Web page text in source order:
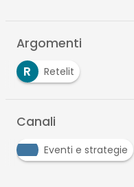
Argomenti
R
Retelit
Canali
Eventi e strategie